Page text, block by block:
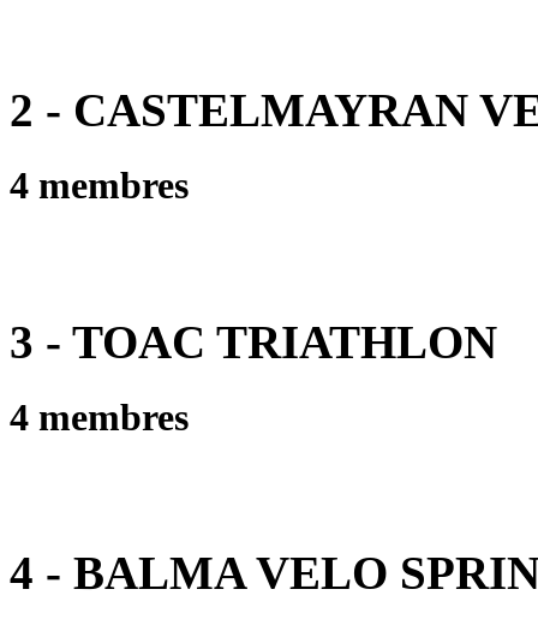
2 - CASTELMAYRAN
4 membres
3 - TOAC TRIATHLON
4 membres
4 - BALMA VELO